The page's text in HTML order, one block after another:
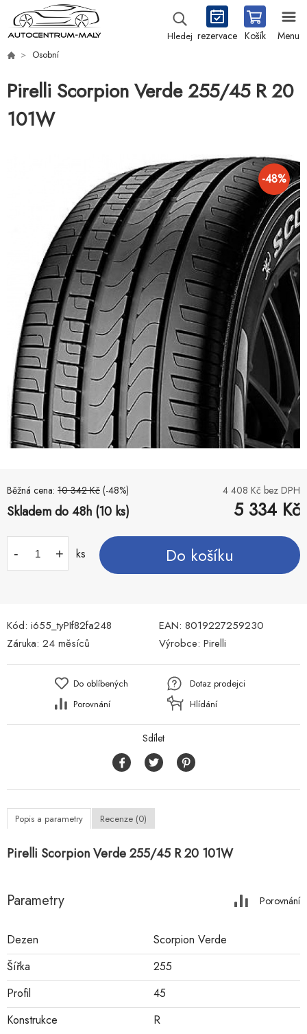
Hledej rezervace Košík Menu
Osobní
Pirelli Scorpion Verde 255/45 R 20
101W
-48%
Běžná cena: 10 342 Kč (-48%) 4 408 Kč bez DPH
Skladem do 48h (10 ks) 5 334 Kč
- + ks Do košíku
Kód: i655_tyPIf82fa248 EAN: 8019227259230
Záruka: 24 měsíců Výrobce: Pirelli
Do oblíbených
Porovnání
Dotaz prodejci
Hlídání
Sdílet
Popis a parametry Recenze (0)
Pirelli Scorpion Verde 255/45 R 20 101W
Parametry Porovnání
Dezen
Scorpion Verde
Šířka
255
Profil
45
Konstrukce
R